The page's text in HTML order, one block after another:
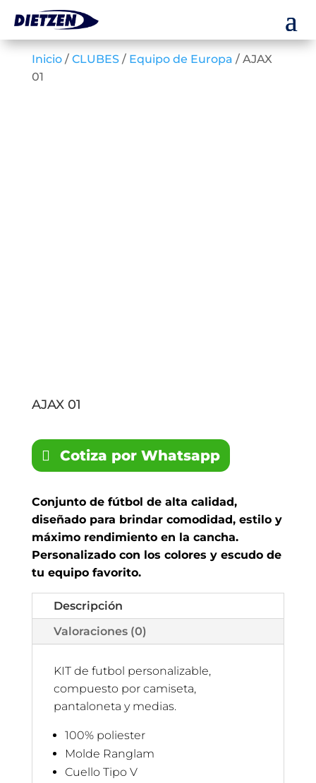
Inicio/ CLUBES/ Equipo de Europa / AJAX
01
AJAX 01
Cotiza por Whatsapp
Conjunto de fútbol de alta calidad,
diseñado para brindar comodidad, estilo y
máximo rendimiento en la cancha.
Personalizado con los colores y escudo de
tu equipo favorito.
Descripción
Valoraciones (0)
KIT de futbol personalizable,
compuesto por camiseta,
pantaloneta y medias.
100% poliester
Molde Ranglam
Cuello Tipo V